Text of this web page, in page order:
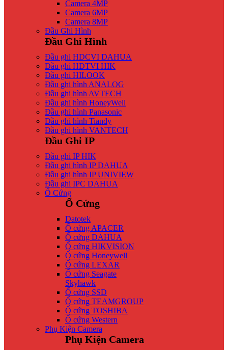
Camera 4MP
Camera 6MP
Camera 8MP
Đầu Ghi Hình
Đầu Ghi Hình
Đầu ghi HDCVI DAHUA
Đầu ghi HDTVI HIK
Đầu ghi HILOOK
Đầu ghi hình ANALOG
Đầu ghi hình AVTECH
Đầu ghi hình HoneyWell
Đầu ghi hình Panasonic
Đầu ghi hình Tiandy
Đầu ghi hình VANTECH
Đầu Ghi IP
Đầu ghi IP HIK
Đầu ghi hình IP DAHUA
Đầu ghi hình IP UNIVIEW
Đầu ghi IPC DAHUA
Ổ Cứng
Ổ Cứng
Datotek
Ổ cứng APACER
Ổ cứng DAHUA
Ổ cứng HIKVISION
Ổ cứng Honeywell
Ổ cứng LEXAR
Ổ cứng Seagate
Skyhawk
Ổ cứng SSD
Ổ cứng TEAMGROUP
Ổ cứng TOSHIBA
Ổ cứng Western
Phụ Kiện Camera
Phụ Kiện Camera